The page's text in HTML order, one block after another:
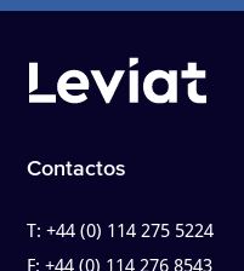
Contactos
T:+44 (0) 114 275 5224
F:+44 (0) 114 276 8543